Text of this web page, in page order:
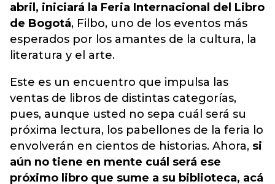
abril, iniciará la Feria Internacional del Libro
de Bogotá, Filbo, uno de los eventos más
esperados por los amantes de la cultura, la
literatura y el arte.
Este es un encuentro que impulsa las
ventas de libros de distintas categorías,
pues, aunque usted no sepa cuál será su
próxima lectura, los pabellones de la feria lo
envolverán en cientos de historias. Ahora, si
aún no tiene en mente cuál será ese
próximo libro que sume a su biblioteca, acá